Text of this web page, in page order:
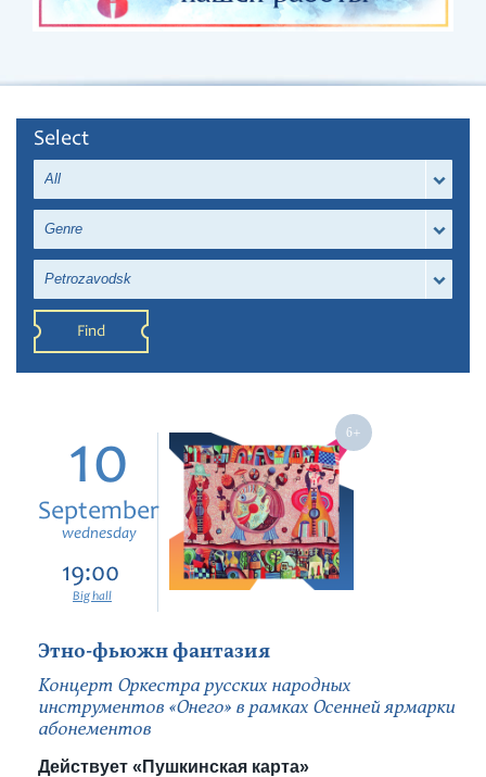
Select
All
Genre
Petrozavodsk
Find
10
September
wednesday
19:00
Big hall
Этно-фьюжн фантазия
Концерт Оркестра русских народных
инструментов «Онего» в рамках Осенней ярмарки
абонементов
Действует «Пушкинская карта»